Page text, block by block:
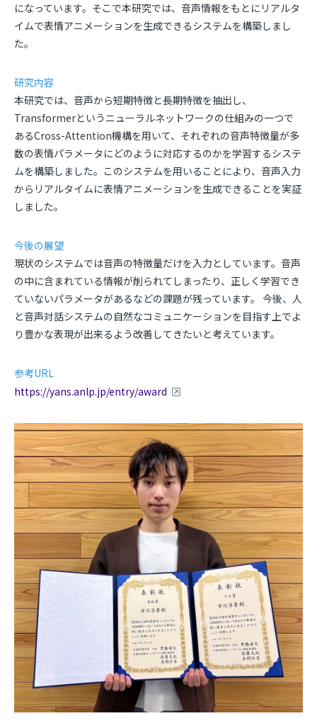
になっています。そこで本研究では、音声情報をもとにリアルタ
イムで表情アニメーションを生成できるシステムを構築しまし
た。
研究内容
本研究では、音声から短期特徴と長期特徴を抽出し、
Transformerというニューラルネットワークの仕組みの一つで
あるCross-Attention機構を用いて、それぞれの音声特徴量が多
数の表情パラメータにどのように対応するのかを学習するシステ
ムを構築しました。このシステムを用いることにより、音声入力
からリアルタイムに表情アニメーションを生成できることを実証
しました。
今後の展望
現状のシステムでは音声の特徴量だけを入力としています。音声
の中に含まれている情報が削られてしまったり、正しく学習でき
ていないパラメータがあるなどの課題が残っています。 今後、人
と音声対話システムの自然なコミュニケーションを目指す上でよ
り豊かな表現が出来るよう改善してきたいと考えています。
参考URL
https://yans.anlp.jp/entry/award